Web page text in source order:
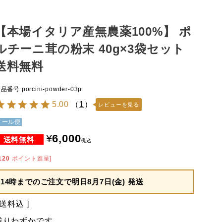
本場イタリア産無農薬100%】 ポ
チーニ茸の粉末 40g×3袋セット
料無料
番号 porcini-powder-03p
5.00 （ 1） レビューを見る
ール便
¥6,000税込
ポイント進呈]
14時までのご注文で明日8月7日(金) 発送
料込